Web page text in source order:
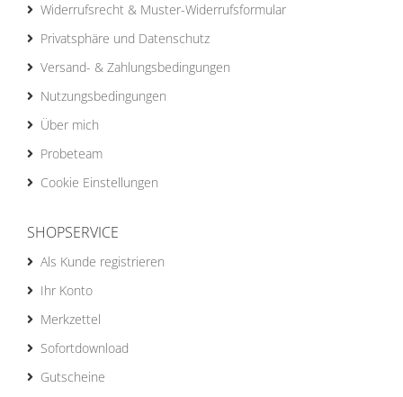
Widerrufsrecht & Muster-Widerrufsformular
Privatsphäre und Datenschutz
Versand- & Zahlungsbedingungen
Nutzungsbedingungen
Über mich
Probeteam
Cookie Einstellungen
SHOPSERVICE
Als Kunde registrieren
Ihr Konto
Merkzettel
Sofortdownload
Gutscheine